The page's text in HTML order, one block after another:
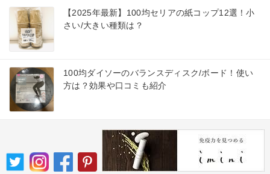
【2025年最新】100均セリアの紙コップ12選！小
さい/大きい種類は？
100均ダイソーのバランスディスク/ボード！使い
方は？効果や口コミも紹介